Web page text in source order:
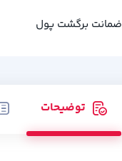
ضمانت برگشت پول
توضیحات